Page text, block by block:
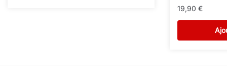
19,90 €